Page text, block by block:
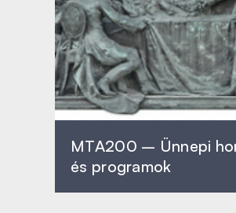
MTA200 – Ünnepi
és programok